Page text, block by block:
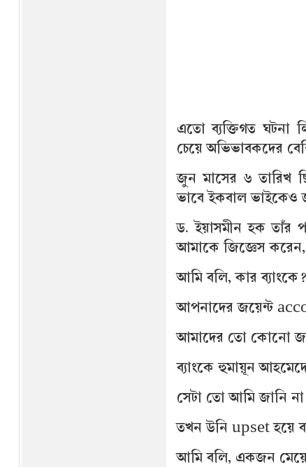
এতো ব‍্যক্তিগত ঘটনা
চেয়ে অভিভাবকদের
জুন মাসের ৬ তারিখ
ভাবে ইকবাল ভাইকেও
ড. ইয়াসমীন হক তাঁর
আমাকে জিজ্ঞেস
আমি বলি, কার ব‍্যাংকে?
আপনাদের জয়েন্ট
আমাদের তো কোনো
ব‍্যাংকে হুমায়ূন
সেটা তো আমি জানি না
তখন উনি upset হয়ে
আমি বলি, একজন